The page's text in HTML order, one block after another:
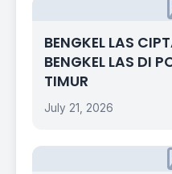
BENGKEL LAS
BENGKEL LAS DI
TIMUR
July 21, 2026